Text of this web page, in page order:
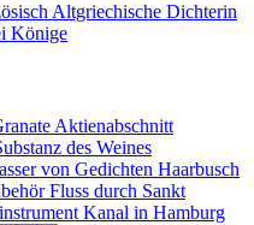
Altgriechische Dichterin
Könige
Aktienabschnitt
des Weines
von Gedichten Haarbusch
Fluss durch Sankt
Kanal in Hamburg